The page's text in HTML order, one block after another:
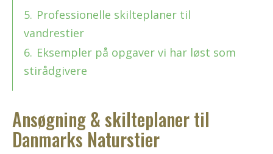
5. Professionelle skilteplaner til
vandrestier
6. Eksempler på opgaver vi har løst som
stirådgivere
Ansøgning & skilteplaner til
Danmarks Naturstier